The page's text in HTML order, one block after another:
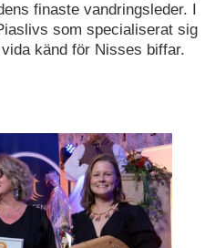
finaste vandringsleder. I
som specialiserat sig
känd för Nisses biffar.